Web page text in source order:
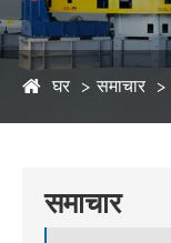
घर समाचार
समाचार